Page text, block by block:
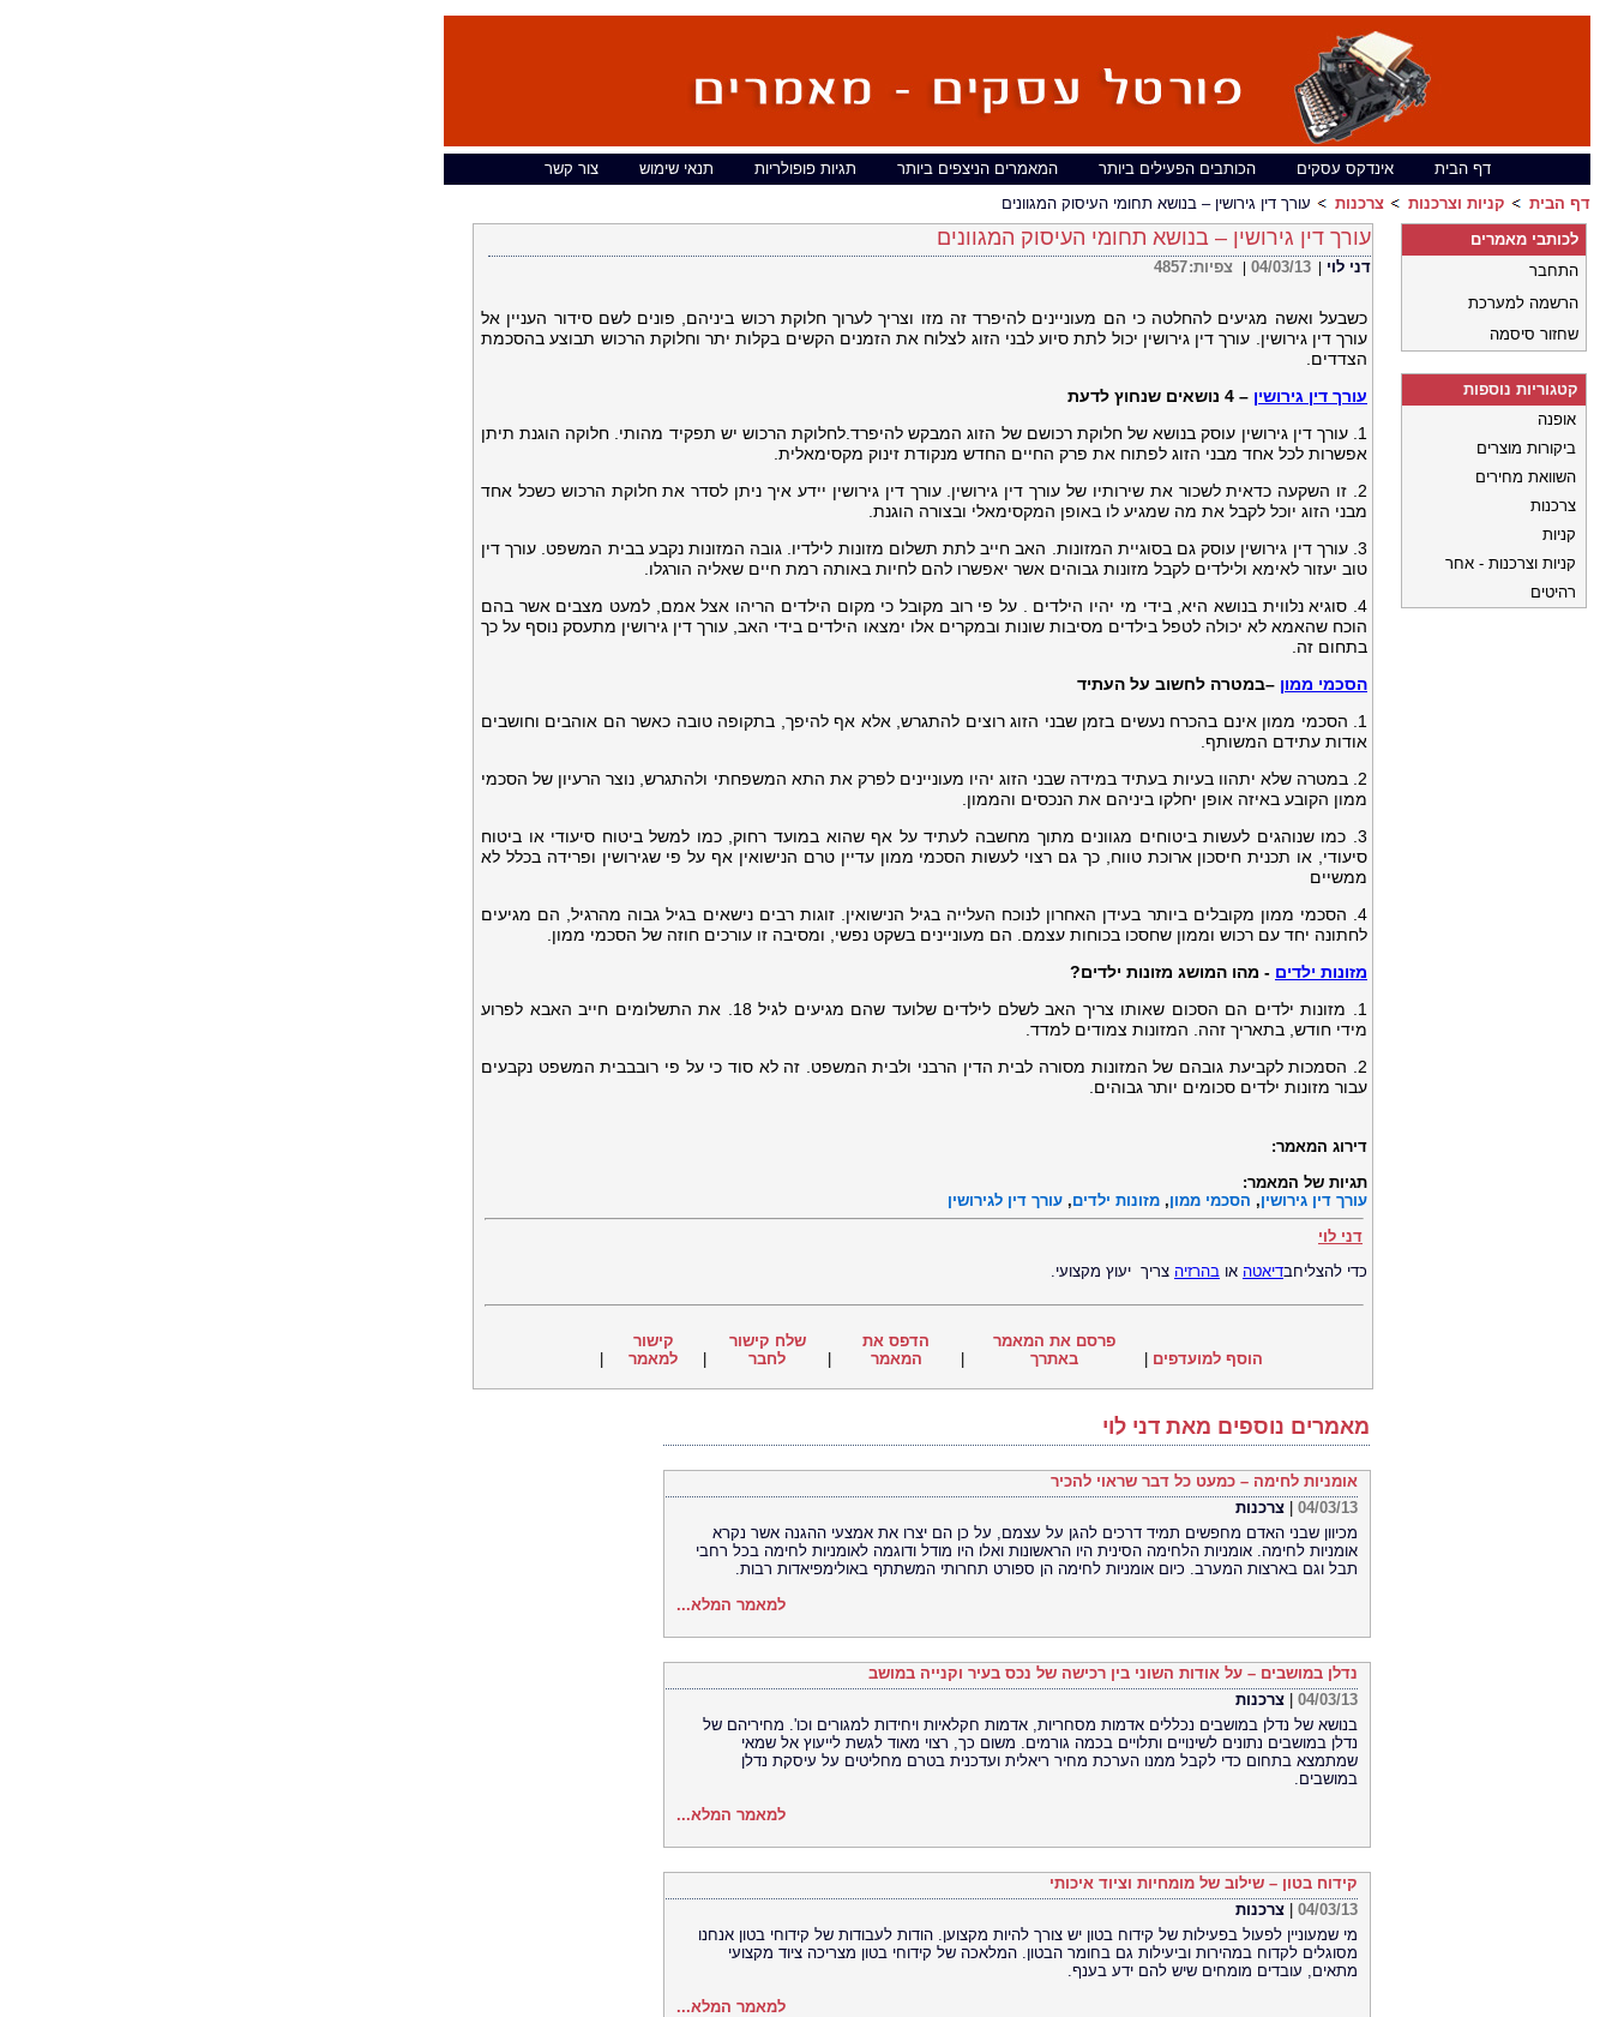
דף הבית אינדקס עסקים הכותבים הפעילים ביותר המאמרים הניצפים ביותר תגיות פופולריות תנאי שימוש
צור קשר
דף הבית
קניות וצרכנות צרכנות עורך דין גירושין – בנושא תחומי העיסוק המגוונים
עורך דין גירושין – בנושא תחומי העיסוק המגוונים
דני לוי 04/03/13 צפיות:4857
כשבעל ואשה מגיעים להחלטה כי הם מעוניינים להיפרד זה מזו וצריך לערוך חלוקת רכוש ביניהם, פונים לשם סידור העניין אל
עורך דין גירושין. עורך דין גירושין יכול לתת סיוע לבני הזוג לצלוח את הזמנים הקשים בקלות יתר וחלוקת הרכוש תבוצע בהסכמת
הצדדים.
עורך דין גירושין – 4 נושאים שנחוץ לדעת
1. עורך דין גירושין עוסק בנושא של חלוקת רכושם של הזוג המבקש להיפרד.לחלוקת הרכוש יש תפקיד מהותי. חלוקה הוגנת תיתן
אפשרות לכל אחד מבני הזוג לפתוח את פרק החיים החדש מנקודת זינוק מקסימאלית.
2. זו השקעה כדאית לשכור את שירותיו של עורך דין גירושין. עורך דין גירושין יידע איך ניתן לסדר את חלוקת הרכוש כשכל אחד
מבני הזוג יוכל לקבל את מה שמגיע לו באופן המקסימאלי ובצורה הוגנת.
3. עורך דין גירושין עוסק גם בסוגיית המזונות. האב חייב לתת תשלום מזונות לילדיו. גובה המזונות נקבע בבית המשפט. עורך דין
טוב יעזור לאימא ולילדים לקבל מזונות גבוהים אשר יאפשרו להם לחיות באותה רמת חיים שאליה הורגלו.
4. סוגיא נלווית בנושא היא, בידי מי יהיו הילדים . על פי רוב מקובל כי מקום הילדים הריהו אצל אמם, למעט מצבים אשר בהם
הוכח שהאמא לא יכולה לטפל בילדים מסיבות שונות ובמקרים אלו ימצאו הילדים בידי האב, עורך דין גירושין מתעסק נוסף על כך
בתחום זה.
הסכמי ממון –במטרה לחשוב על העתיד
1. הסכמי ממון אינם בהכרח נעשים בזמן שבני הזוג רוצים להתגרש, אלא אף להיפך, בתקופה טובה כאשר הם אוהבים וחושבים
אודות עתידם המשותף.
2. במטרה שלא יתהוו בעיות בעתיד במידה שבני הזוג יהיו מעוניינים לפרק את התא המשפחתי ולהתגרש, נוצר הרעיון של הסכמי
ממון הקובע באיזה אופן יחלקו ביניהם את הנכסים והממון.
3. כמו שנוהגים לעשות ביטוחים מגוונים מתוך מחשבה לעתיד על אף שהוא במועד רחוק, כמו למשל ביטוח סיעודי או ביטוח
סיעודי, או תכנית חיסכון ארוכת טווח, כך גם רצוי לעשות הסכמי ממון עדיין טרם הנישואין אף על פי שגירושין ופרידה בכלל לא
ממשיים
4. הסכמי ממון מקובלים ביותר בעידן האחרון לנוכח העלייה בגיל הנישואין. זוגות רבים נישאים בגיל גבוה מהרגיל, הם מגיעים
לחתונה יחד עם רכוש וממון שחסכו בכוחות עצמם. הם מעוניינים בשקט נפשי, ומסיבה זו עורכים חוזה של הסכמי ממון.
מזונות ילדים - מהו המושג מזונות ילדים?
1. מזונות ילדים הם הסכום שאותו צריך האב לשלם לילדים שלועד שהם מגיעים לגיל 18. את התשלומים חייב האבא לפרוע
מידי חודש, בתאריך זהה. המזונות צמודים למדד.
2. הסמכות לקביעת גובהם של המזונות מסורה לבית הדין הרבני ולבית המשפט. זה לא סוד כי על פי רובבבית המשפט נקבעים
עבור מזונות ילדים סכומים יותר גבוהים.
דירוג המאמר:
תגיות של המאמר:
עורך דין גירושין, הסכמי ממון, מזונות ילדים, עורך דין לגירושין
דני לוי
כדי להצליחבדיאטה או בהרזיה צריך יעוץ מקצועי.
הוסף למועדפים
פרסם את המאמר
באתרך
הדפס את
המאמר
שלח קישור
לחבר
קישור
למאמר
מאמרים נוספים מאת דני לוי
אומניות לחימה – כמעט כל דבר שראוי להכיר
04/03/13
צרכנות
מכיוון שבני האדם מחפשים תמיד דרכים להגן על עצמם, על כן הם יצרו את אמצעי ההגנה אשר נקרא
אומניות לחימה. אומניות הלחימה הסינית היו הראשונות ואלו היו מודל ודוגמה לאומניות לחימה בכל רחבי
תבל וגם בארצות המערב. כיום אומניות לחימה הן ספורט תחרותי המשתתף באולימפיאדות רבות.
למאמר המלא...
נדלן במושבים – על אודות השוני בין רכישה של נכס בעיר וקנייה במושב
04/03/13
צרכנות
בנושא של נדלן במושבים נכללים אדמות מסחריות, אדמות חקלאיות ויחידות למגורים וכו'. מחיריהם של
נדלן במושבים נתונים לשינויים ותלויים בכמה גורמים. משום כך, רצוי מאוד לגשת לייעוץ אל שמאי
שמתמצא בתחום כדי לקבל ממנו הערכת מחיר ריאלית ועדכנית בטרם מחליטים על עיסקת נדלן
במושבים.
למאמר המלא...
קידוח בטון – שילוב של מומחיות וציוד איכותי
04/03/13
צרכנות
מי שמעוניין לפעול בפעילות של קידוח בטון יש צורך להיות מקצוען. הודות לעבודות של קידוחי בטון אנחנו
מסוגלים לקדוח במהירות וביעילות גם בחומר הבטון. המלאכה של קידוחי בטון מצריכה ציוד מקצועי
מתאים, עובדים מומחים שיש להם ידע בענף.
למאמר המלא...
לכותבי מאמרים
התחבר
הרשמה למערכת
שחזור סיסמה
קטגוריות נוספות
אופנה
ביקורות מוצרים
השוואת מחירים
צרכנות
קניות
קניות וצרכנות - אחר
רהיטים